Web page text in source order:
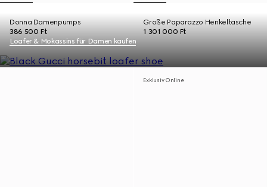
Donna Damenpumps
386 500 Ft
Große Paparazzo Henkeltasche
1 301 000 Ft
Loafer & Mokassins für Damen kaufen
Exklusiv Online